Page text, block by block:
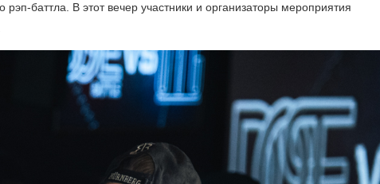
баттла. В этот вечер участники и организаторы мероприятия